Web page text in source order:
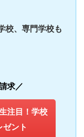
校、専門学校も
求／
注目！学校
ゼント